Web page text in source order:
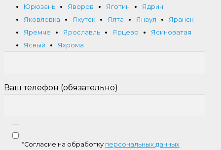
Юрюзань
Яворов Яготин
Ядрин
Яковлевка
Якутск Ялта Янаул
Яранск
Яремче
Ярославль Ярцево
Ясиноватая
Ясный
Яхрома
Ваш телефон (обязательно)
*Согласие на обработку персональных данных